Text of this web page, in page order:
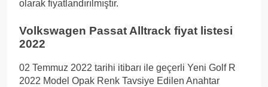
olarak fiyatlandırılmıştır.
Volkswagen Passat Alltrack fiyat listesi
2022
02 Temmuz 2022 tarihi itibarı ile geçerli Yeni Golf R
2022 Model Opak Renk Tavsiye Edilen Anahtar